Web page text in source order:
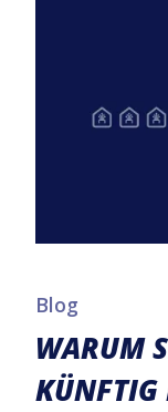
Blog
WARUM
KÜNFTIG